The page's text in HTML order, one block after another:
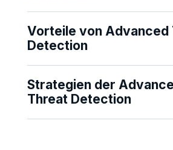
Vorteile von Advanced
Detection
Strategien der
Threat Detection